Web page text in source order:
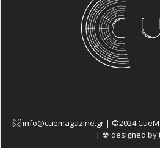
info@cuemagazine.gr | ©2024
| ☢ designed by